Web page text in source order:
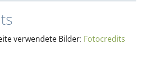
verwendete Bilder: Fotocredits